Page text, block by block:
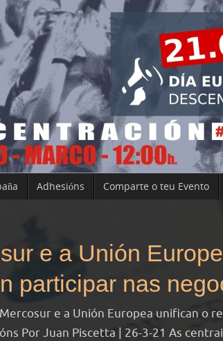
Adhesións Comparte o teu Evento
e a Unión
participar nas
e a Unión Europea unifican o
Por Juan Piscetta | 26-3-21 As